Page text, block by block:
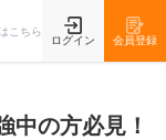
こちら
ログイン 会員登録
中の方必見！